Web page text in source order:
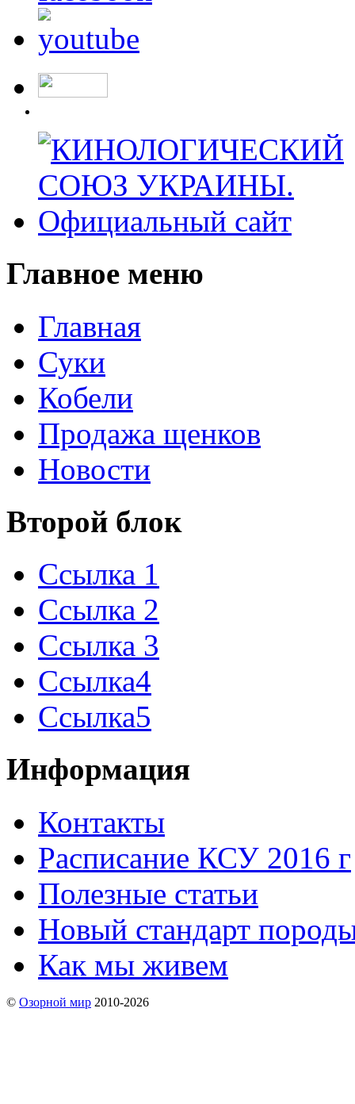
Главное меню
Главная
Суки
Кобели
Продажа щенков
Новости
Второй блок
Ссылка 1
Ссылка 2
Ссылка 3
Ссылка4
Ссылка5
Информация
Контакты
Расписание КСУ 2016 г
Полезные статьи
Новый стандарт
Как мы живем
© Озорной мир 2010-2026